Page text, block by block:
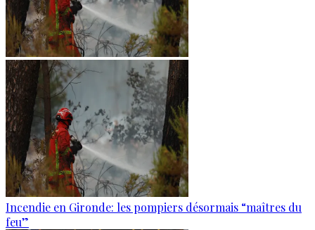
Incendie en Gironde: les pompiers désormais “maîtres du
feu”